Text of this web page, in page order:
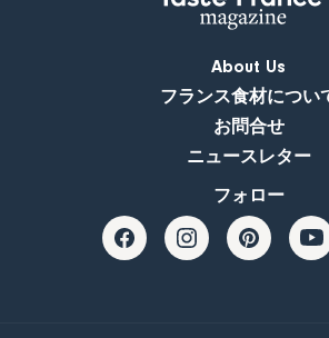
About Us
フランス食材につい
お問合せ
ニュースレター
フォロー